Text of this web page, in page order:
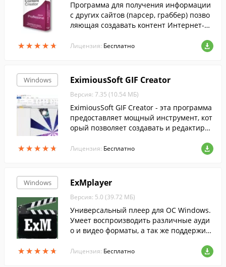
★★★★★
★★★★★
Программа для получения информации
с других сайтов (парсер, граббер) позво
ляющая создавать контент Интернет-ма
арактеристиками, фото).
Лицензия: Бесплатно
Windows
★★★★★
★★★★★
EximiousSoft GIF Creator
Версия: 7.35 (10.54 МБ)
EximiousSoft GIF Creator - эта программа
предоставляет мощный инструмент, кот
орый позволяет создавать и редактиров
Лицензия: Бесплатно
Windows
★★★★★
★★★★★
ExMplayer
Версия: 5.0 (39.72 МБ)
Универсальный плеер для ОС Windows.
Умеет воспроизводить различные ауди
о и видео форматы, а так же поддержив
Лицензия: Бесплатно